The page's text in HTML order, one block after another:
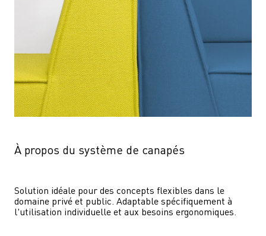
À propos du système de canapés
Solution idéale pour des concepts flexibles dans le
domaine privé et public. Adaptable spécifiquement à
l'utilisation individuelle et aux besoins ergonomiques.